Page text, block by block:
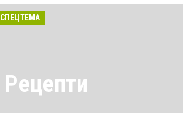
СПЕЦТЕМА
Рецепти